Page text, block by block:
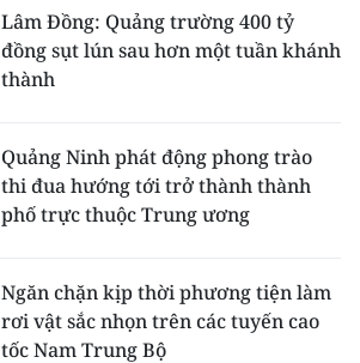
Lâm Đồng: Quảng trường 400 tỷ
đồng sụt lún sau hơn một tuần khánh
thành
Quảng Ninh phát động phong trào
thi đua hướng tới trở thành thành
phố trực thuộc Trung ương
Ngăn chặn kịp thời phương tiện làm
rơi vật sắc nhọn trên các tuyến cao
tốc Nam Trung Bộ